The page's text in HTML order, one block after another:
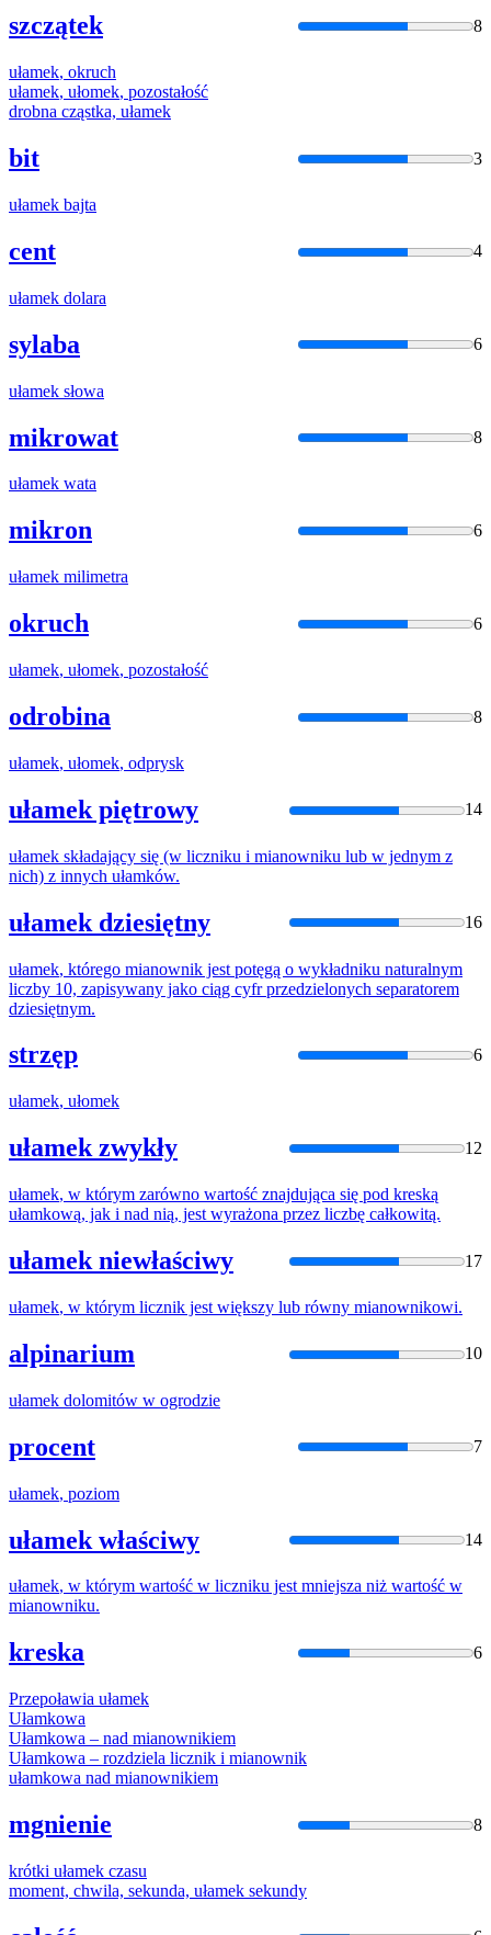
szczątek 8
ułamek, okruch
ułamek, ułomek, pozostałość
drobna cząstka, ułamek
bit 3
ułamek bajta
cent 4
ułamek dolara
sylaba 6
ułamek słowa
mikrowat 8
ułamek wata
mikron 6
ułamek milimetra
okruch 6
ułamek, ułomek, pozostałość
odrobina 8
ułamek, ułomek, odprysk
ułamek piętrowy 14
ułamek składający się (w liczniku i mianowniku lub w jednym z
nich) z innych ułamków.
ułamek dziesiętny 16
ułamek, którego mianownik jest potęgą o wykładniku naturalnym
liczby 10, zapisywany jako ciąg cyfr przedzielonych separatorem
dziesiętnym.
strzęp 6
ułamek, ułomek
ułamek zwykły 12
ułamek, w którym zarówno wartość znajdująca się pod kreską
ułamkową, jak i nad nią, jest wyrażona przez liczbę całkowitą.
ułamek niewłaściwy 17
ułamek, w którym licznik jest większy lub równy mianownikowi.
alpinarium 10
ułamek dolomitów w ogrodzie
procent 7
ułamek, poziom
ułamek właściwy 14
ułamek, w którym wartość w liczniku jest mniejsza niż wartość w
mianowniku.
kreska 6
Przepoławia ułamek
Ułamkowa
Ułamkowa – nad mianownikiem
Ułamkowa – rozdziela licznik i mianownik
ułamkowa nad mianownikiem
mgnienie 8
krótki ułamek czasu
moment, chwila, sekunda, ułamek sekundy